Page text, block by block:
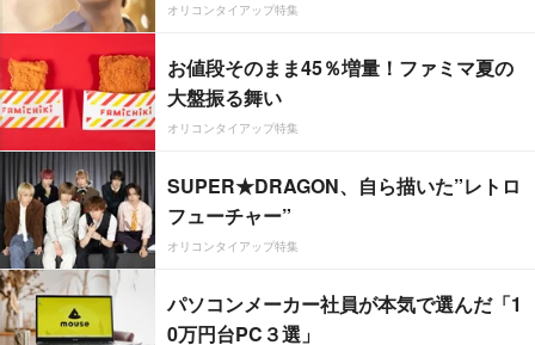
オリコンタイアップ特集
お値段そのまま45％増量！ファミマ夏の
大盤振る舞い
オリコンタイアップ特集
SUPER★DRAGON、自ら描いた”レトロ
フューチャー”
オリコンタイアップ特集
パソコンメーカー社員が本気で選んだ「1
0万円台PC３選」